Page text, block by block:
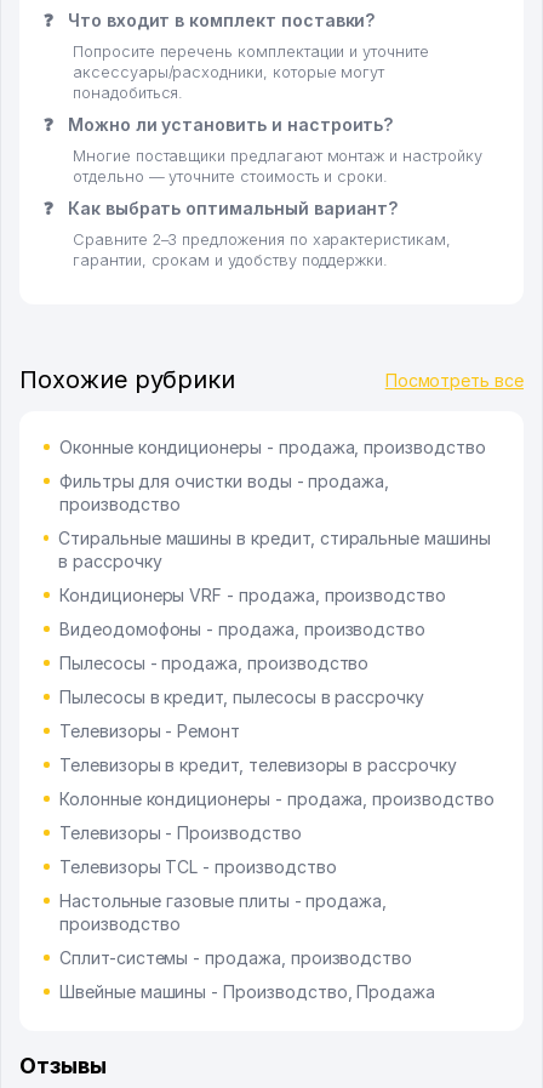
❓ Что входит в комплект поставки?
Попросите перечень комплектации и уточните
аксессуары/расходники, которые могут
понадобиться.
❓ Можно ли установить и настроить?
Многие поставщики предлагают монтаж и настройку
отдельно — уточните стоимость и сроки.
❓ Как выбрать оптимальный вариант?
Сравните 2–3 предложения по характеристикам,
гарантии, срокам и удобству поддержки.
Похожие рубрики Посмотреть все
Оконные кондиционеры - продажа, производство
Фильтры для очистки воды - продажа,
производство
Стиральные машины в кредит, стиральные машины
в рассрочку
Кондиционеры VRF - продажа, производство
Видеодомофоны - продажа, производство
Пылесосы - продажа, производство
Пылесосы в кредит, пылесосы в рассрочку
Телевизоры - Ремонт
Телевизоры в кредит, телевизоры в рассрочку
Колонные кондиционеры - продажа, производство
Телевизоры - Производство
Телевизоры TCL - производство
Настольные газовые плиты - продажа,
производство
Сплит-системы - продажа, производство
Швейные машины - Производство, Продажа
Отзывы